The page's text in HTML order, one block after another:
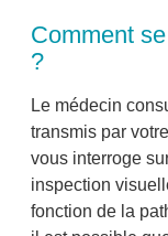
Comment
?
Le médecin
transmis par
vous interroge
inspection
fonction de la